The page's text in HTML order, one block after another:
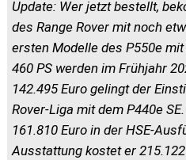
Update: Wer jetzt bestellt,
des Range Rover mit noch
ersten Modelle des P550e
460 PS werden im Frühjahr
142.495 Euro gelingt der
Rover-Liga mit dem P440e
161.810 Euro in der HSE-
Ausstattung kostet er 215.122